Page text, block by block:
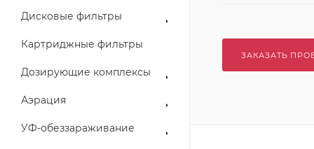
Дисковые фильтры
Картриджные фильтры
Дозирующие комплексы
Аэрация
УФ-обеззараживание
ЗАКАЗАТЬ